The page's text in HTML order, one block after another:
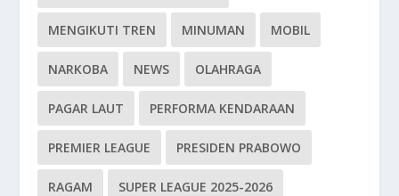
MENGIKUTI TREN MINUMAN MOBIL
NARKOBA NEWS OLAHRAGA
PAGAR LAUT PERFORMA KENDARAAN
PREMIER LEAGUE PRESIDEN PRABOWO
RAGAM SUPER LEAGUE 2025-2026